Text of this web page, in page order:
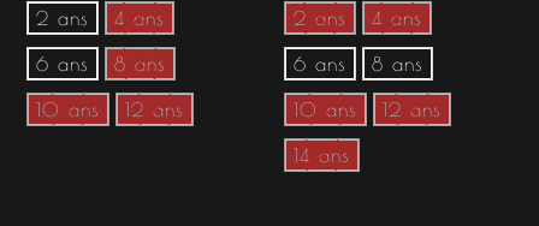
2 ans 4 ans
6 ans 8 ans
10 ans 12 ans
2 ans 4 ans
6 ans 8 ans
10 ans 12 ans
14 ans